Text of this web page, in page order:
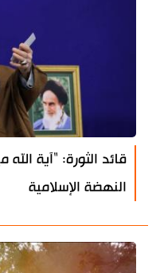
قائد الثورة: "آية
النهضة الإسلامية